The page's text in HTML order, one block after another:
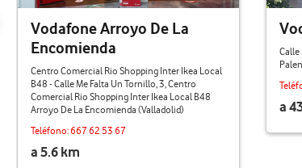
Vodafone Arroyo De La
Encomienda
Centro Comercial Rio Shopping Inter Ikea Local
B48 - Calle Me Falta Un Tornillo, 3, Centro
Comercial Rio Shopping Inter Ikea Local B48
Arroyo De La Encomienda (Valladolid)
Teléfono:667 62 53 67
a 5.6 km
Calle
a